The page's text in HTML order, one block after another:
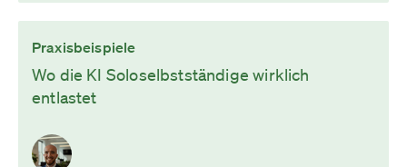
Praxisbeispiele
Wo die KI Soloselbstständige wirklich
entlastet